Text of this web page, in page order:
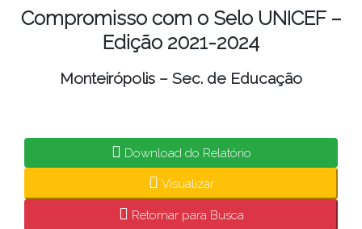
Compromisso com o Selo UNICEF –
Edição 2021-2024
Monteirópolis – Sec. de Educação
Download do Relatório
Visualizar
Retornar para Busca